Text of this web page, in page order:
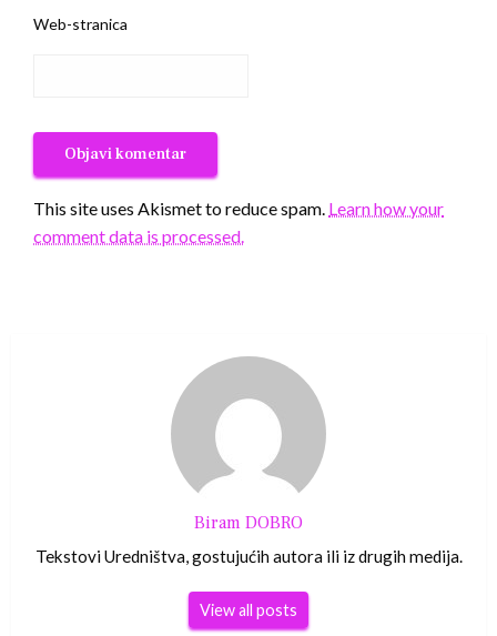
Web-stranica
This site uses Akismet to reduce spam. Learn how your
comment data is processed.
Biram DOBRO
Tekstovi Uredništva, gostujućih autora ili iz drugih medija.
View all posts